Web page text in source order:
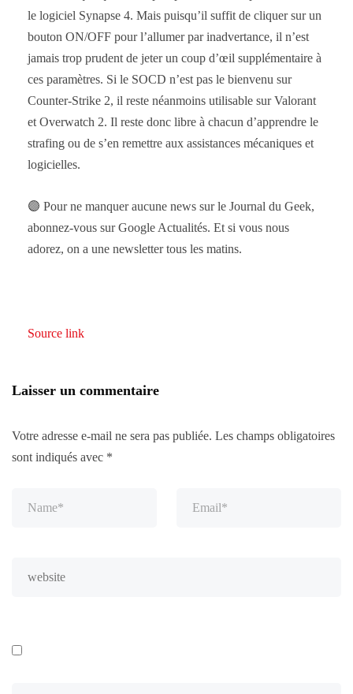
le logiciel Synapse 4. Mais puisqu’il suffit de cliquer sur un
bouton ON/OFF pour l’allumer par inadvertance, il n’est
jamais trop prudent de jeter un coup d’œil supplémentaire à
ces paramètres. Si le SOCD n’est pas le bienvenu sur
Counter-Strike 2, il reste néanmoins utilisable sur Valorant
et Overwatch 2. Il reste donc libre à chacun d’apprendre le
strafing ou de s’en remettre aux assistances mécaniques et
logicielles.
🟣 Pour ne manquer aucune news sur le Journal du Geek,
abonnez-vous sur Google Actualités. Et si vous nous
adorez, on a une newsletter tous les matins.
Source link
Laisser un commentaire
Votre adresse e-mail ne sera pas publiée. Les champs obligatoires
sont indiqués avec *